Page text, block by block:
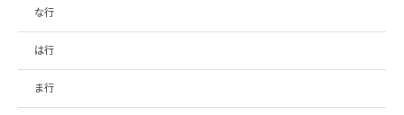
な行
は行
ま行